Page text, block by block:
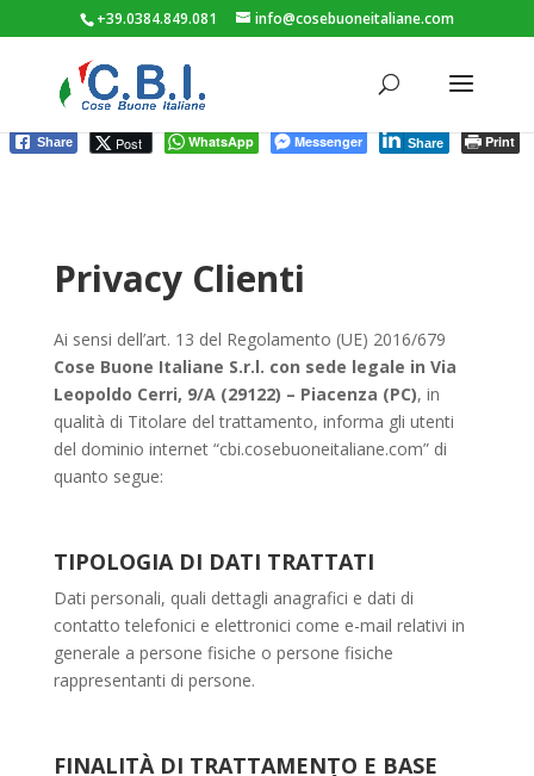
+39.0384.849.081 info@cosebuoneitaliane.com
Share Post WhatsApp Messenger Share Print
Privacy Clienti
Ai sensi dell’art. 13 del Regolamento (UE) 2016/679
Cose Buone Italiane S.r.l. con sede legale in Via
Leopoldo Cerri, 9/A (29122) – Piacenza (PC), in
qualità di Titolare del trattamento, informa gli utenti
del dominio internet “cbi.cosebuoneitaliane.com” di
quanto segue:
TIPOLOGIA DI DATI TRATTATI
Dati personali, quali dettagli anagrafici e dati di
contatto telefonici e elettronici come e-mail relativi in
generale a persone fisiche o persone fisiche
rappresentanti di persone.
FINALITÀ DI TRATTAMENTO E BASE